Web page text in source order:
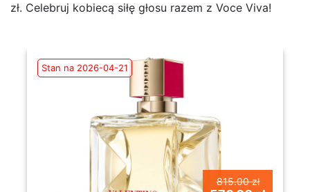
zł. Celebruj kobiecą siłę głosu razem z Voce Viva!
Stan na 2026-04-21
815.00 zł